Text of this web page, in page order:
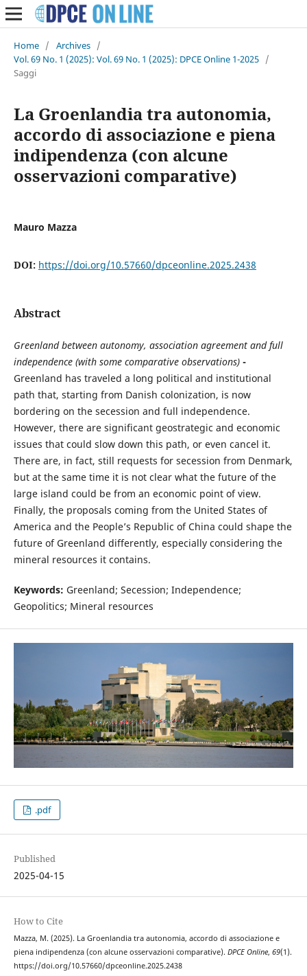
Home / Archives /
Vol. 69 No. 1 (2025): Vol. 69 No. 1 (2025): DPCE Online 1-2025 /
Saggi
La Groenlandia tra autonomia,
accordo di associazione e piena
indipendenza (con alcune
osservazioni comparative)
Mauro Mazza
DOI: https://doi.org/10.57660/dpceonline.2025.2438
Abstract
Greenland between autonomy, association agreement and full
independence (with some comparative observations) -
Greenland has traveled a long political and institutional
path that, starting from Danish colonization, is now
bordering on the secession and full independence.
However, there are significant geostrategic and economic
issues that could slow down this path, or even cancel it.
There are, in fact, still requests for secession from Denmark,
but at the same time it is not clear what the future of the
large island could be from an economic point of view.
Finally, the proposals coming from the United States of
America and the People’s Republic of China could shape the
future of Greenland differently, especially considering the
mineral resources it contains.
Keywords: Greenland; Secession; Independence;
Geopolitics; Mineral resources
.pdf
Published
2025-04-15
How to Cite
Mazza, M. (2025). La Groenlandia tra autonomia, accordo di associazione e
piena indipendenza (con alcune osservazioni comparative). DPCE Online, 69(1).
https://doi.org/10.57660/dpceonline.2025.2438